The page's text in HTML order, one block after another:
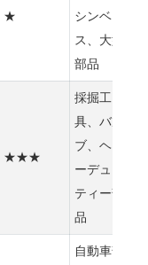
★
シンベー
ス、大型
部品
★★★
採掘工
具、バル
ブ、ヘビ
ーデュー
ティー部
品
自動車部